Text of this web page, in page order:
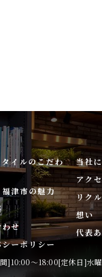
]10:00～18:00[定休日]水
イルのこだわ
津市の魅力
せ
ーポリシー
当社
アク
リク
想い
代表
福岡県古賀市❘福津市❘